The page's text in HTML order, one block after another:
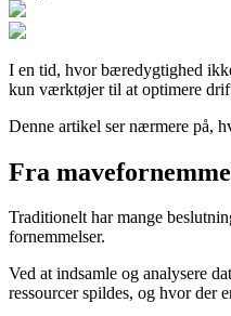
I en tid, hvor bæredygtighed
kun værktøjer til at optimere
Denne artikel ser nærmere på,
Fra
Traditionelt har mange
fornemmelser.
Ved at indsamle og analysere
ressourcer spildes, og hvor der